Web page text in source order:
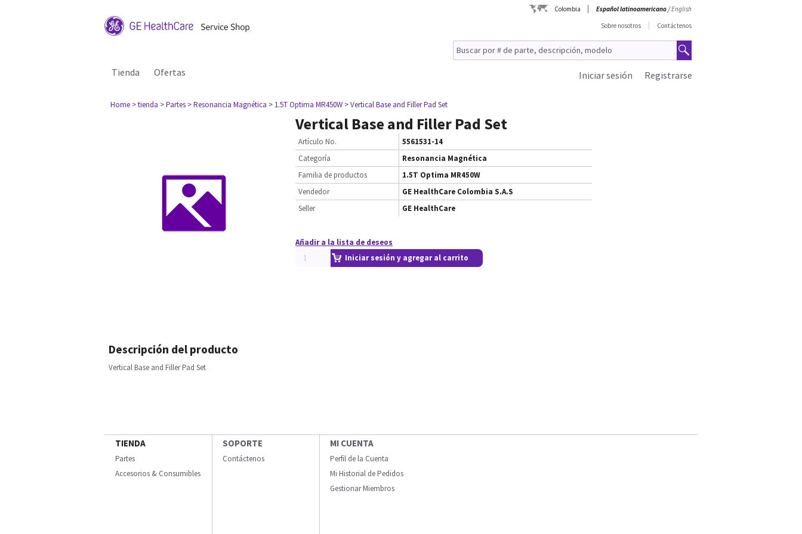
Colombia Español latinoamericano/English
Sobre nosotros
Contáctenos
Tienda Ofertas Registrarse
Iniciar sesión
Home > tienda > Partes > Resonancia Magnética > 1.5T Optima MR450W > Vertical Base and Filler Pad Set
Vertical Base and Filler Pad Set
Artículo No.
5561531-14
Categoría
Resonancia Magnética
Familia de productos
1.5T Optima MR450W
Vendedor
GE HealthCare Colombia S.A.S
Seller
GE HealthCare
Añadir a la lista de deseos
Iniciar sesión y agregar al carrito
Descripción del producto
Vertical Base and Filler Pad Set
TIENDA
Partes
Accesorios & Consumibles
SOPORTE
Contáctenos
MI CUENTA
Perfil de la Cuenta
Mi Historial de Pedidos
Gestionar Miembros